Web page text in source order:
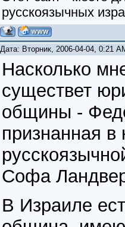
русскоязычных
Дата: Вторник, 2006-04-04, 0:21
Насколько
существет
общины -
признанная в
Софа
В Израиле